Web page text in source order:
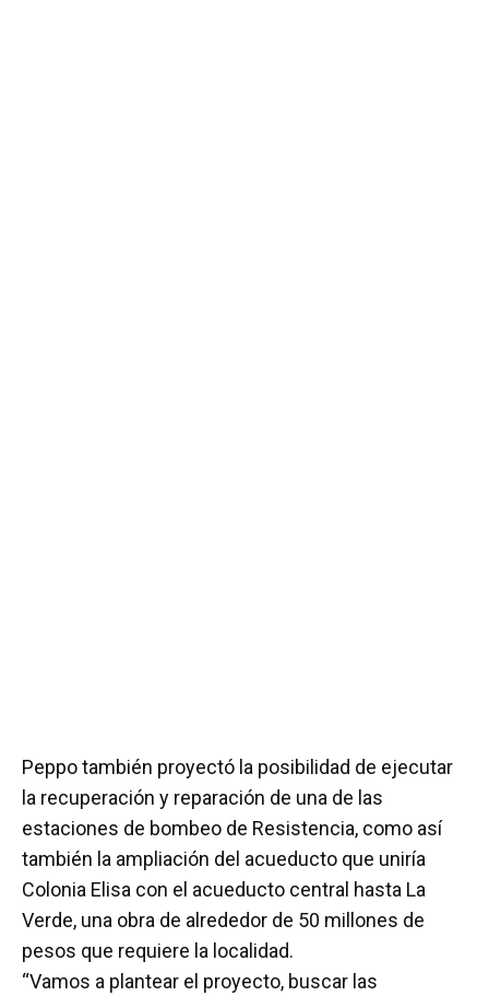
Peppo también proyectó la posibilidad de ejecutar
la recuperación y reparación de una de las
estaciones de bombeo de Resistencia, como así
también la ampliación del acueducto que uniría
Colonia Elisa con el acueducto central hasta La
Verde, una obra de alrededor de 50 millones de
pesos que requiere la localidad.
“Vamos a plantear el proyecto, buscar las